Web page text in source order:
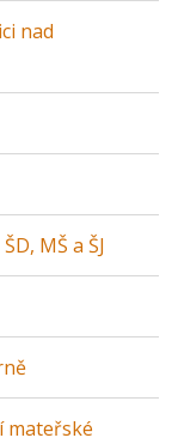
nad
MŠ a ŠJ
mateřské